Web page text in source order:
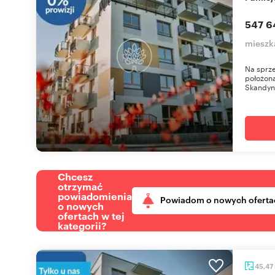
547
Na
Chcesz
otrzymać
powiadomienia
o nowych
ofertach w tej
kategorii?
Powiadom o nowych
45,47